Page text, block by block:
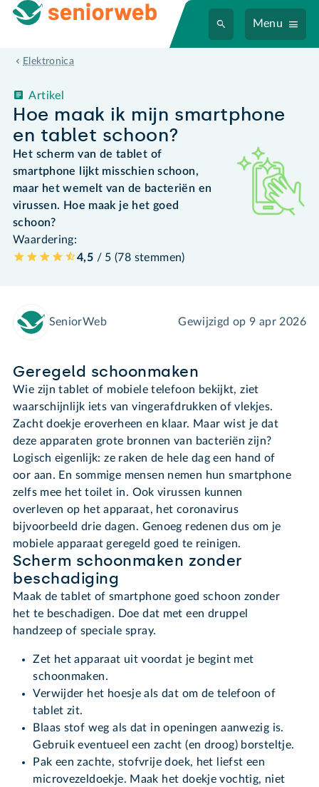
Menu
Elektronica
Hoe maak ik mijn smartphone
en tablet schoon?
Artikel
Het scherm van de tablet of
smartphone lijkt misschien schoon,
maar het wemelt van de bacteriën en
virussen. Hoe maak je het goed
schoon?
Waardering:
4,5 / 5 (78 stemmen)
SeniorWeb Gewijzigd op 9 apr 2026
Geregeld schoonmaken
Wie zijn tablet of mobiele telefoon bekijkt, ziet
waarschijnlijk iets van vingerafdrukken of vlekjes.
Zacht doekje eroverheen en klaar. Maar wist je dat
deze apparaten grote bronnen van bacteriën zijn?
Logisch eigenlijk: ze raken de hele dag een hand of
oor aan. En sommige mensen nemen hun smartphone
zelfs mee het toilet in. Ook virussen kunnen
overleven op het apparaat, het coronavirus
bijvoorbeeld drie dagen. Genoeg redenen dus om je
mobiele apparaat geregeld goed te reinigen.
Scherm schoonmaken zonder
beschadiging
Maak de tablet of smartphone goed schoon zonder
het te beschadigen. Doe dat met een druppel
handzeep of speciale spray.
Zet het apparaat uit voordat je begint met
schoonmaken.
Verwijder het hoesje als dat om de telefoon of
tablet zit.
Blaas stof weg als dat in openingen aanwezig is.
Gebruik eventueel een zacht (en droog) borsteltje.
Pak een zachte, stofvrije doek, het liefst een
microvezeldoekje. Maak het doekje vochtig, niet